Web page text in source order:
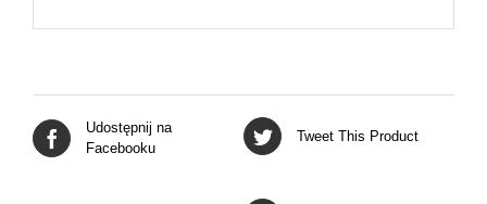
Udostępnij na
Facebooku
Tweet This Product